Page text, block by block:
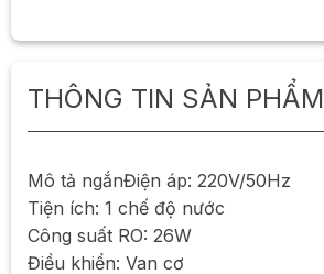
THÔNG TIN SẢN PHẨM
Mô tả ngắnĐiện áp: 220V/50Hz
Tiện ích: 1 chế độ nước
Công suất RO: 26W
Điều khiển: Van cơ